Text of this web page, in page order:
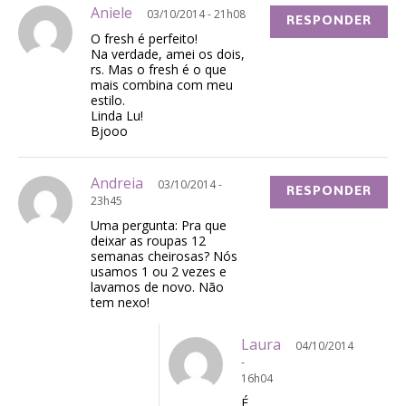
Aniele 03/10/2014 - 21h08
O fresh é perfeito!
Na verdade, amei os dois,
rs. Mas o fresh é o que
mais combina com meu
estilo.
Linda Lu!
Bjooo
RESPONDER
Andreia
03/10/2014 -
23h45
Uma pergunta: Pra que
deixar as roupas 12
semanas cheirosas? Nós
usamos 1 ou 2 vezes e
lavamos de novo. Não
tem nexo!
RESPONDER
Laura
04/10/2014
-
16h04
É